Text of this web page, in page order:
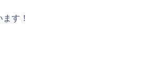
す！